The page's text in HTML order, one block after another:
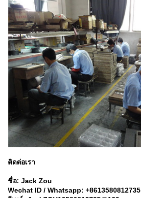
ติดต่อเรา
ชื่อ: Jack Zou
Wechat ID / Whatsapp: +8613580812735